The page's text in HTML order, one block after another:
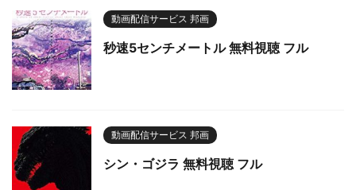
動画配信サービス 邦画
秒速5センチメートル 無料視聴 フル
動画配信サービス 邦画
シン・ゴジラ 無料視聴 フル